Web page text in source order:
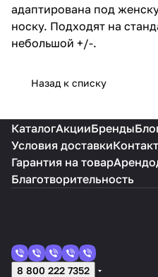
адаптирована под
носку. Подходят на
небольшой +/-.
Назад к списку
КаталогАкцииБренды
Условия доставки
Гарантия на товар
Благотворительность
8 800 222 7352